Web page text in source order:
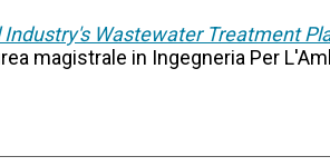
Wastewater Treatment
magistrale in Ingegneria Per